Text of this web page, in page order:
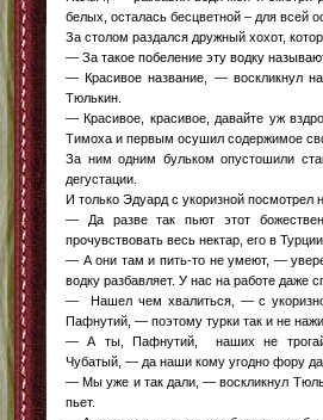
белых, осталась бесцветной – для всей
За столом раздался дружный хохот,
— За такое побеление эту водку
— Красивое название, — воскликнул
Тюлькин.
— Красивое, красивое, давайте уж
Тимоха и первым осушил содержимое
За ним одним бульком опустошили
дегустации.
И только Эдуард с укоризной посмотрел
— Да разве так пьют этот
прочувствовать весь нектар, его в
— А они там и пить-то не умеют, —
водку разбавляет. У нас на работе даже
— Нашел чем хвалиться, — с
Пафнутий, — поэтому турки так и не
— А ты, Пафнутий, наших не
Чубатый, — да наши кому угодно фору
— Мы уже и так дали, — воскликнул
пьет.